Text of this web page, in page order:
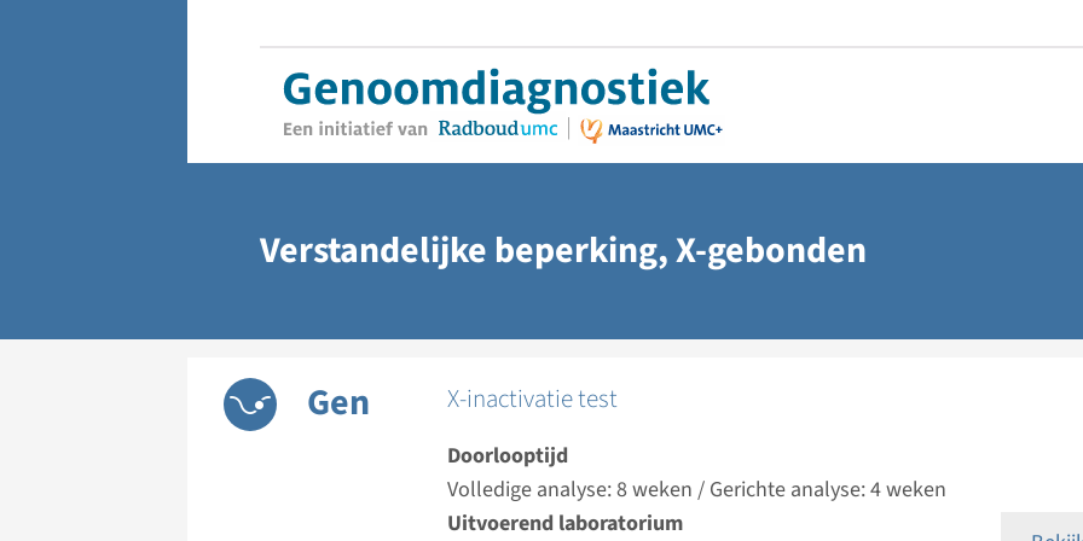
Verstandelijke beperking, X-gebonden
Gen X-inactivatie test
Doorlooptijd
Volledige analyse: 8 weken / Gerichte analyse: 4 weken
Uitvoerend laboratorium